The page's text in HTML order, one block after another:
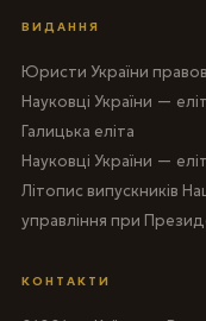
ВИДАННЯ
Юристи України
Науковці України —
Галицька еліта
Науковці України —
Літопис випускників
управління при
КОНТАКТИ